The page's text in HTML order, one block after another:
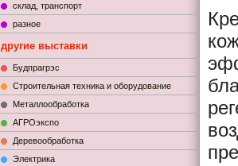
склад, транспорт
разное
другие выставки
Будпрагрэс
Строительная техника и оборудование
Металлообработка
АГРОэкспо
Деревообработка
Электрика